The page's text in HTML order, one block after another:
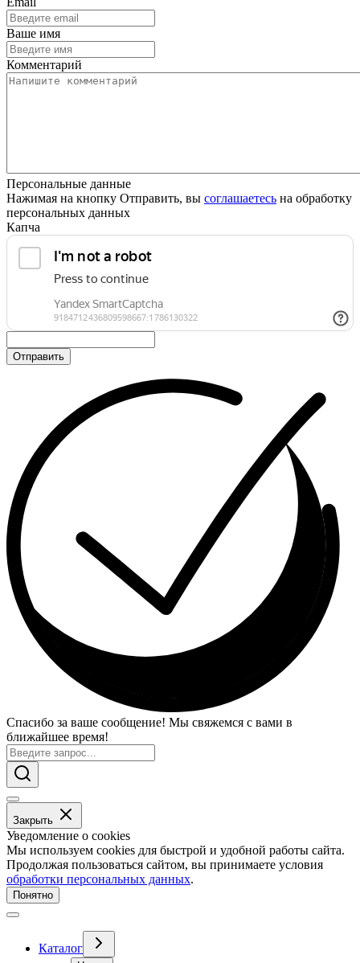
Ваше имя
Комментарий
Персональные данные
Нажимая на кнопку Отправить, вы соглашаетесь на обработку
персональных данных
Капча
Отправить
Спасибо за ваше сообщение! Мы свяжемся с вами в
ближайшее время!
Закрыть
Уведомление о cookies
Мы используем cookies для быстрой и удобной работы сайта.
Продолжая пользоваться сайтом, вы принимаете условия
обработки персональных данных.
Понятно
Каталог